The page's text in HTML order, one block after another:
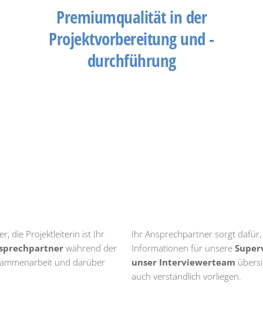
Premiumqualität in der
Projektvorbereitung und -
durchführung
die Projektleiterin ist Ihr
während der
und darüber
Ihr Ansprechpartner sorgt dafür,
Informationen für unsere
unser Interviewerteam
auch verständlich vorliegen.